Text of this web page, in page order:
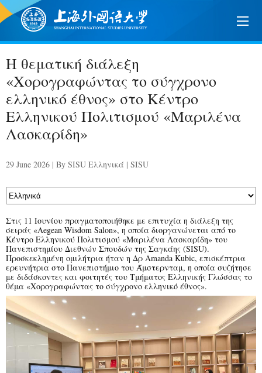
Η θεματική διάλεξη
«Χορογραφώντας το σύγχρονο
ελληνικό έθνος» στο Κέντρο
Ελληνικού Πολιτισμού «Μαριλένα
Λασκαρίδη»
29 June 2026 | By SISU Ελληνικά | SISU
Στις 11 Ιουνίου πραγματοποιήθηκε με επιτυχία η διάλεξη της
σειράς «Aegean Wisdom Salon», η οποία διοργανώνεται από το
Κέντρο Ελληνικού Πολιτισμού «Μαριλένα Λασκαρίδη» του
Πανεπιστημίου Διεθνών Σπουδών της Σαγκάης (SISU).
Προσκεκλημένη ομιλήτρια ήταν η Δρ Amanda Kubic, επισκέπτρια
ερευνήτρια στο Πανεπιστήμιο του Άμστερνταμ, η οποία συζήτησε
με διδάσκοντες και φοιτητές του Τμήματος Ελληνικής Γλώσσας το
θέμα «Χορογραφώντας το σύγχρονο ελληνικό έθνος».